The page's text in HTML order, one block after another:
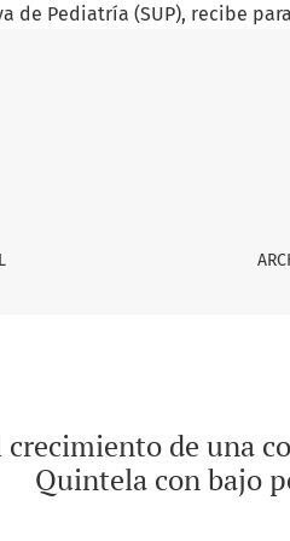
de Pediatría (SUP), recibe
de una cohorte de recién
de una
Quintela con bajo